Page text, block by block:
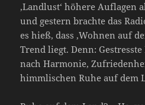
‚Landlust‘ höhere Auflagen
und gestern brachte das
es hieß, dass ‚Wohnen auf
Trend liegt. Denn:
nach Harmonie,
himmlischen Ruhe auf dem